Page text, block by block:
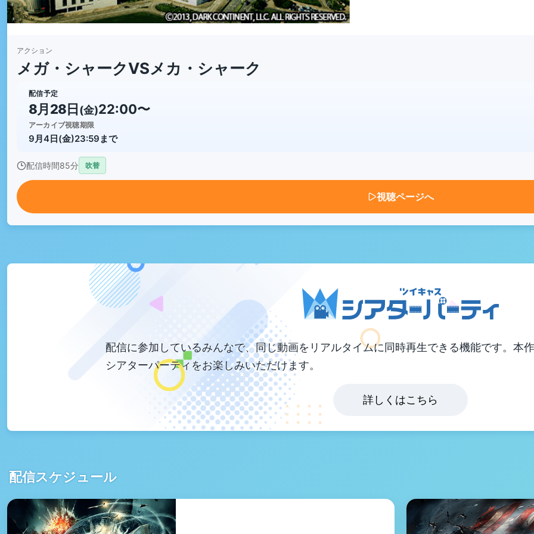
アクション
メガ・シャークVSメカ・シャーク
配信予定
8月28日 (金)22:00〜
アーカイブ視聴期限
9月4日(金)23:59まで
配信時間85分 吹替
視聴ページへ
配信に参加しているみんなで、同じ動画をリアルタイムに同時再生できる機能です。本
シアターパーティをお楽しみいただけます。
詳しくはこちら
配信スケジュール